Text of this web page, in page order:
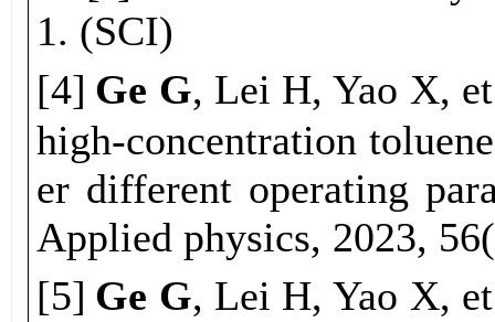
1. (SCI)
[4] Ge G, Lei H, Yao X,
high-concentration
er different operating
Applied physics, 2023,
[5] Ge G, Lei H, Yao X,